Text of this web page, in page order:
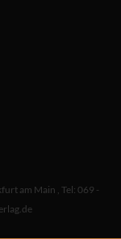
am Main , Tel: 069 -